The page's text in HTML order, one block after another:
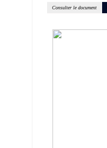
Consulter le document